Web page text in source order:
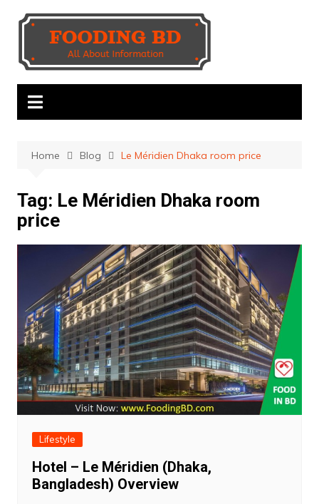
Home Blog Le Méridien Dhaka room price
Tag: Le Méridien Dhaka room
price
Lifestyle
Hotel – Le Méridien (Dhaka,
Bangladesh) Overview